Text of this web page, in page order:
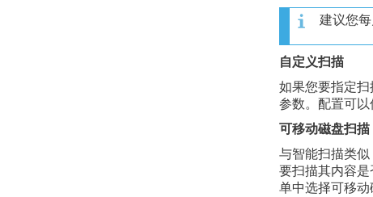
建议您
自定义扫描
如果您要指定
参数。配置可
可移动磁盘扫描
与智能扫描类
要扫描其内容
单中选择可移动